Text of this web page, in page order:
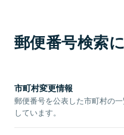
郵便番号検索
市町村変更情報
郵便番号を公表した市町村の
しています。